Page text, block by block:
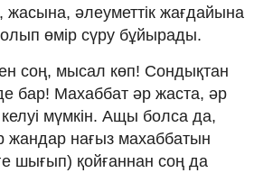
әлеуметтік жағдайына
өмір сүру бұйырады.
соң, мысал көп! Сондықтан
бар! Маxаббат әр жаста, әр
келуі мүмкін. Ащы болса да,
жандар нағыз маxаббатын
шығып) қойғаннан соң да